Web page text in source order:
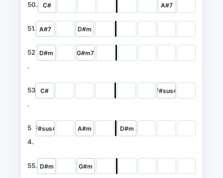
50. C# A#7
51. A#7 D#m
52
.
D#m G#m7
53
.
C# F#sus4
5
4.
F#sus4 A#m D#m
55. D#m G#m